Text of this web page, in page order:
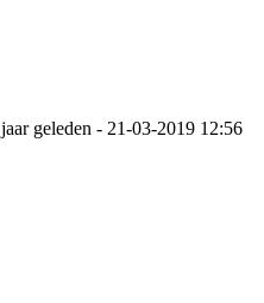
geleden - 21-03-2019 12:56